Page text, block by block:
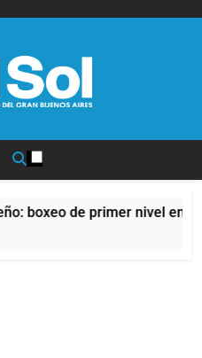
boxeo de primer nivel en la